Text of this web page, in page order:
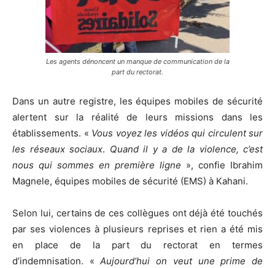
Les agents dénoncent un manque de communication de la
part du rectorat.
Dans un autre registre, les équipes mobiles de sécurité
alertent sur la réalité de leurs missions dans les
établissements. « Vous voyez les vidéos qui circulent sur
les réseaux sociaux. Quand il y a de la violence, c’est
nous qui sommes en première ligne », confie Ibrahim
Magnele, équipes mobiles de sécurité (EMS) à Kahani.
Selon lui, certains de ces collègues ont déjà été touchés
par ses violences à plusieurs reprises et rien a été mis
en place de la part du rectorat en termes
d’indemnisation. «Aujourd’hui on veut une prime de